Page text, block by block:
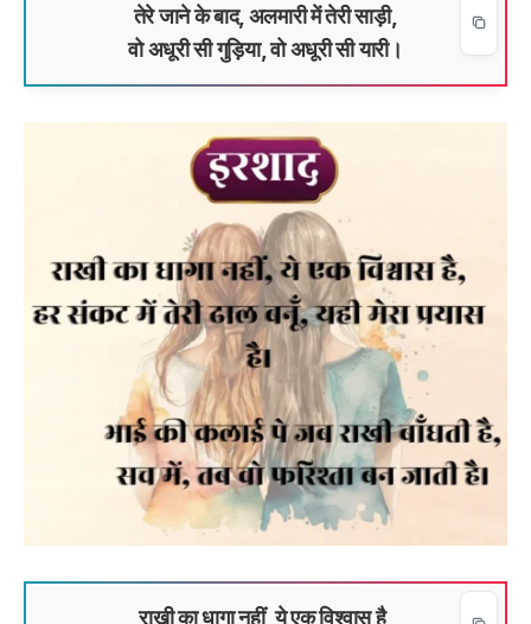
तेरे जाने के बाद, अलमारी में तेरी साड़ी,
वो अधूरी सी गुड़िया, वो अधूरी सी यारी।
राखी का धागा नहीं, ये एक विश्वास है,